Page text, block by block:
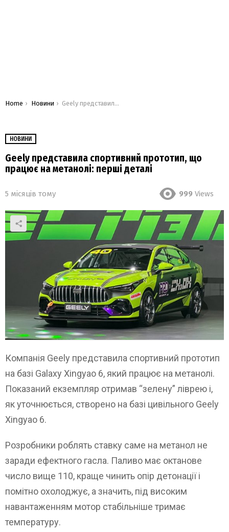
You are here:
Home Новини Geely представила спортивний прототип, що працює на метанолі: перші деталі
НОВИНИ
Geely представила спортивний прототип, що
працює на метанолі: перші деталі
5 місяців тому 999 Views
Компанія Geely представила спортивний прототип
на базі Galaxy Xingyao 6, який працює на метанолі.
Показаний екземпляр отримав “зелену” ліврею і,
як уточнюється, створено на базі цивільного Geely
Xingyao 6.
Розробники роблять ставку саме на метанол не
заради ефектного гасла. Паливо має октанове
число вище 110, краще чинить опір детонації і
помітно охолоджує, а значить, під високим
навантаженням мотор стабільніше тримає
температуру.